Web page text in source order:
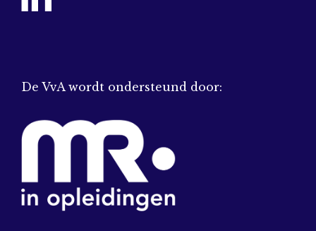
De VvA wordt ondersteund door: